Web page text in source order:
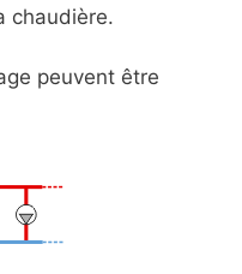
chaudière.
peuvent être